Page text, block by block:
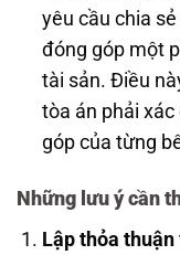
yêu cầu chia
đóng góp một
tài sản. Điều
tòa án phải
góp của từng
Những lưu ý cần
Lập thỏa